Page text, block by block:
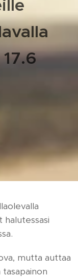
mutta auttaa